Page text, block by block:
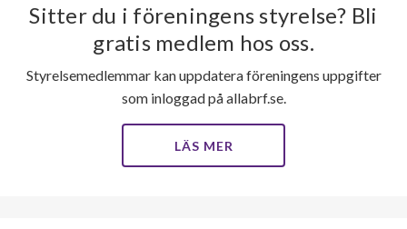
Sitter du i föreningens styrelse? Bli
gratis medlem hos oss.
Styrelsemedlemmar kan uppdatera föreningens uppgifter
som inloggad på allabrf.se.
LÄS MER